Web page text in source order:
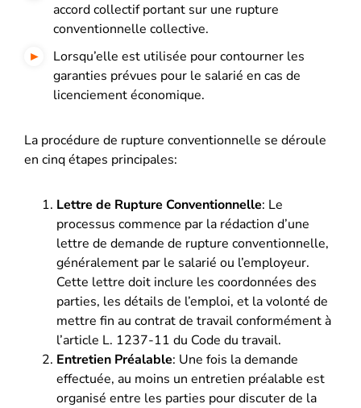
accord collectif portant sur une rupture
conventionnelle collective.
Lorsqu’elle est utilisée pour contourner les
garanties prévues pour le salarié en cas de
licenciement économique.
La procédure de rupture conventionnelle se déroule
en cinq étapes principales:
Lettre de Rupture Conventionnelle: Le
processus commence par la rédaction d’une
lettre de demande de rupture conventionnelle,
généralement par le salarié ou l’employeur.
Cette lettre doit inclure les coordonnées des
parties, les détails de l’emploi, et la volonté de
mettre fin au contrat de travail conformément à
l’article L. 1237-11 du Code du travail.
Entretien Préalable: Une fois la demande
effectuée, au moins un entretien préalable est
organisé entre les parties pour discuter de la